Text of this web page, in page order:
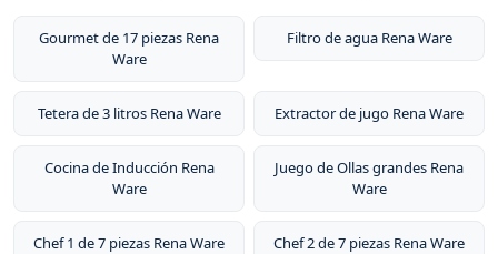
Gourmet de 17 piezas Rena
Ware
Filtro de agua Rena Ware
Tetera de 3 litros Rena Ware Extractor de jugo Rena Ware
Cocina de Inducción Rena
Ware
Juego de Ollas grandes Rena
Ware
Chef 1 de 7 piezas Rena Ware Chef 2 de 7 piezas Rena Ware